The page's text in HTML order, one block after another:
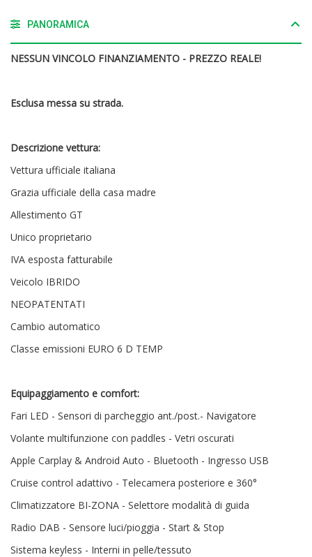
PANORAMICA
NESSUN VINCOLO FINANZIAMENTO - PREZZO REALE!
Esclusa messa su strada.
Descrizione vettura:
Vettura ufficiale italiana
Grazia ufficiale della casa madre
Allestimento GT
Unico proprietario
IVA esposta fatturabile
Veicolo IBRIDO
NEOPATENTATI
Cambio automatico
Classe emissioni EURO 6 D TEMP
Equipaggiamento e comfort:
Fari LED - Sensori di parcheggio ant./post.- Navigatore
Volante multifunzione con paddles - Vetri oscurati
Apple Carplay & Android Auto - Bluetooth - Ingresso USB
Cruise control adattivo - Telecamera posteriore e 360°
Climatizzatore BI-ZONA - Selettore modalità di guida
Radio DAB - Sensore luci/pioggia - Start & Stop
Sistema keyless - Interni in pelle/tessuto